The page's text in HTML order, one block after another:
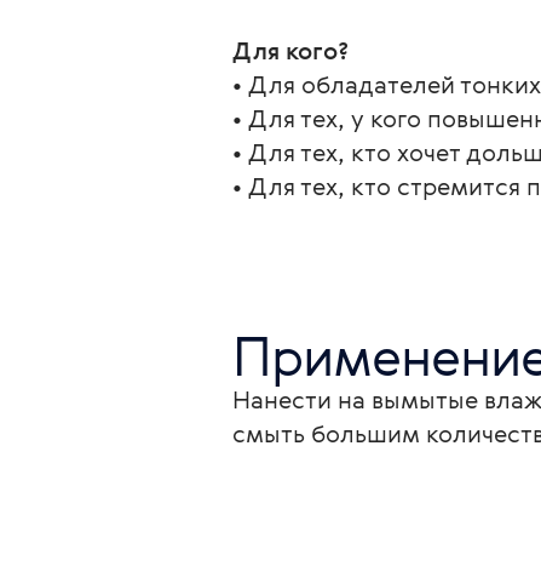
Для кого?
• Для обладателей
• Для тех, у кого
• Для тех, кто хочет
• Для тех, кто
Нанести на вымытые
смыть большим